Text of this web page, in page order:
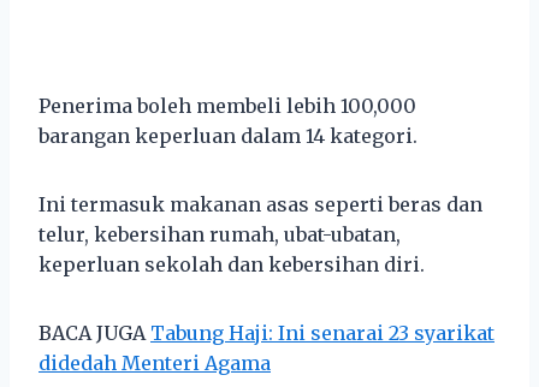
Penerima boleh membeli lebih 100,000
barangan keperluan dalam 14 kategori.
Ini termasuk makanan asas seperti beras dan
telur, kebersihan rumah, ubat-ubatan,
keperluan sekolah dan kebersihan diri.
BACA JUGA Tabung Haji: Ini senarai 23 syarikat
didedah Menteri Agama